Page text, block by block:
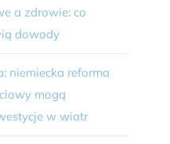
a zdrowie: co
dowody
niemiecka reforma
mogą
w wiatr